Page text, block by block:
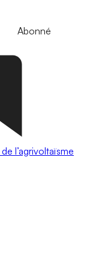
Abonné
l’agrivoltaïsme